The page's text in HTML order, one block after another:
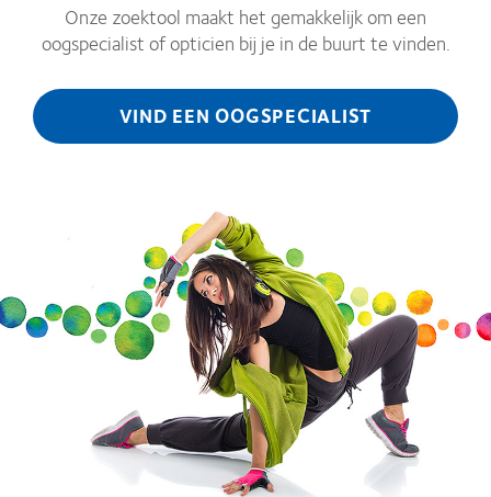
Onze zoektool maakt het gemakkelijk om een
oogspecialist of opticien bij je in de buurt te vinden.
VIND EEN OOGSPECIALIST